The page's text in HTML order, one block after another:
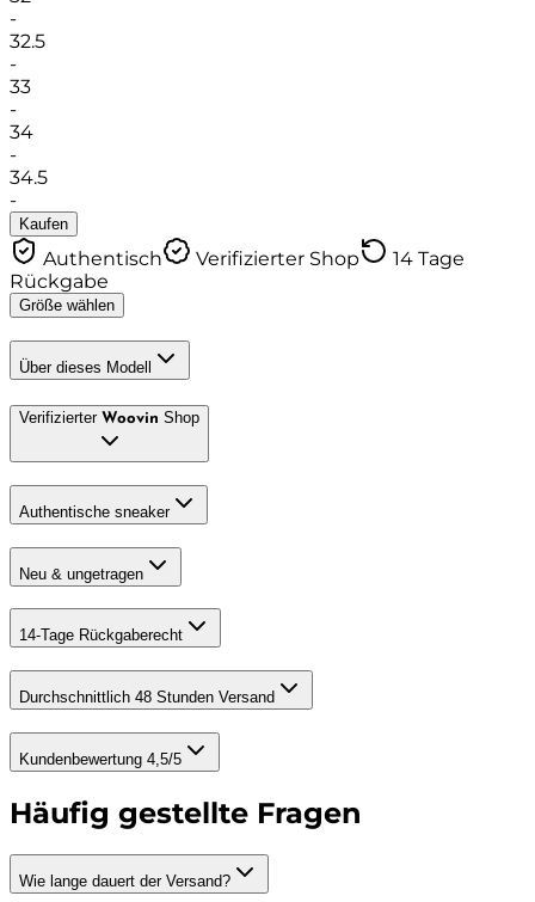
-
32.5
-
33
-
34
-
34.5
-
Kaufen
Authentisch Verifizierter Shop
14 Tage
Rückgabe
Größe wählen
Über dieses Modell
Verifizierter Woovin Shop
Authentische sneaker
Neu & ungetragen
14-Tage Rückgaberecht
Durchschnittlich 48 Stunden Versand
Kundenbewertung 4,5/5
Häufig gestellte Fragen
Wie lange dauert der Versand?